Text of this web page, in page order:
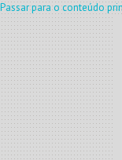
Passar para o conteúdo